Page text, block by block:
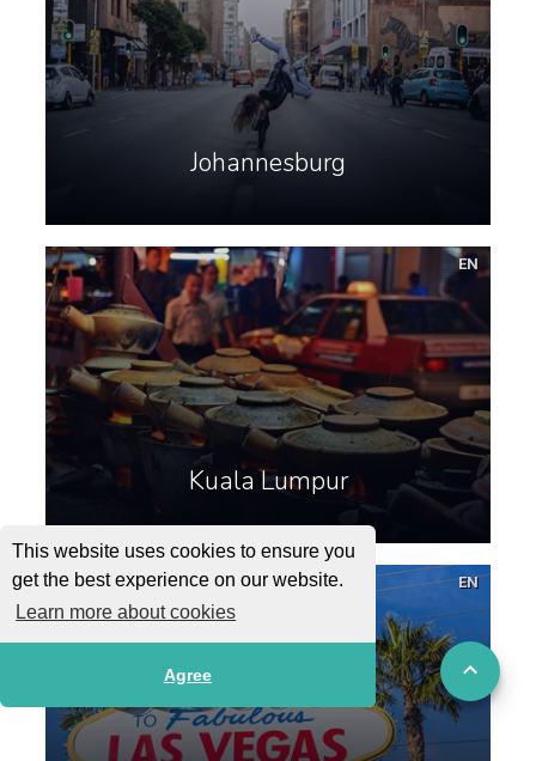
This website uses cookies to ensure you
get the best experience on our website.
Learn more about cookies
Agree
Johannesburg
Kuala Lumpur
EN
EN